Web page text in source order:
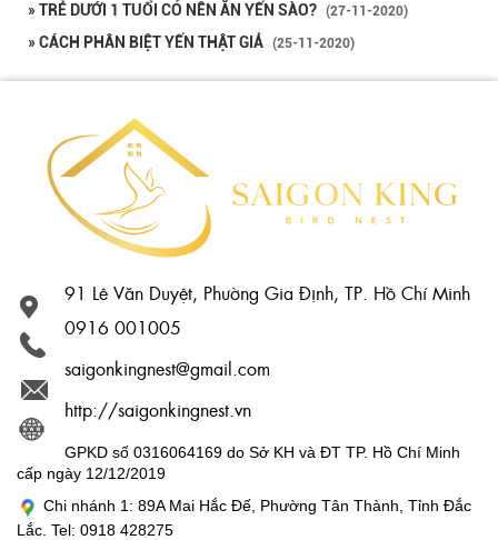
» TRẺ DƯỚI 1 TUỔI CÓ NÊN ĂN YẾN SÀO? (27-11-2020)
» CÁCH PHÂN BIỆT YẾN THẬT GIẢ (25-11-2020)
91 Lê Văn Duyệt, Phường Gia Định, TP. Hồ Chí Minh
0916 001005
saigonkingnest@gmail.com
http://saigonkingnest.vn
GPKD số 0316064169 do Sở KH và ĐT TP. Hồ Chí Minh
cấp ngày 12/12/2019
Chi nhánh 1: 89A Mai Hắc Đế, Phường Tân Thành, Tỉnh Đắc
Lắc. Tel: 0918 428275